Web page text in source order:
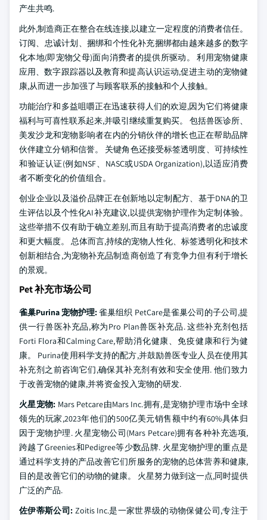
产生共鸣.
此外,制造商正在整合在线连接,以建立一定程度的消费者信任。
订阅、忠诚计划、捆绑和个性化补充捆绑都由越来越多的数字
化本地(即宠物父母)面向消费者的提供所驱动。 利用宠物健康
应用、数字跟踪器以及教育和提高认识运动,促进主动的宠物健
康,从而进一步加强了与顾客联系的接触和个人接触。
功能治疗和多益咀嚼正在迅速获得人们的欢迎,因为它们将健康
福利与可喜性联系起来,并吸引继续重复购买。 包括兽医诊所、
美发沙龙和宠物影响者在内的分销伙伴的增长也正在帮助品牌
伙伴建立分销和信誉。 关键角色还接受标签透明度、可持续性
和验证认证(例如NSF、NASC或USDA Organization),以适应消费
者不断变化的价值组合。
创业企业以及溢价品牌正在创新地以定制配方、基于DNA的卫
生评估以及个性化AI补充建议,以提供宠物护理作为定制体验。
这些举措不仅有助于确立差别,而且有助于提高消费者的忠诚度
和更大幅度。 总体而言,持续的宠物人性化、标签透明化和技术
创新相结合,为宠物补充品制造商创造了有竞争力但有利于增长
的景观。
Pet 补充市场公司
雀巢Purina 宠物护理:雀巢组织 PetCare是雀巢公司的子公司,提
供一行兽医补充品,称为Pro Plan兽医补充品. 这些补充剂包括
Forti Flora和Calming Care,帮助消化健康、免疫健康和行为健
康。 Purina使用科学支持的配方,并鼓励兽医专业人员在使用其
补充剂之前咨询它们,确保其补充剂有效和安全使用. 他们致力
于改善宠物的健康,并将资金投入宠物的研发.
火星宠物: Mars Petcare由Mars Inc.拥有,是宠物护理市场中全球
领先的玩家,2023年他们的500亿美元销售额中约有60%具体归
因于宠物护理. 火星宠物公司(Mars Petcare)拥有各种补充选项,
跨越了Greenies和Pedigree等少数品牌. 火星宠物护理的重点是
通过科学支持的产品改善它们所服务的宠物的总体营养和健康,
目的是改善它们的动物的健康。 火星努力做到这一点,同时提供
广泛的产品.
佐伊蒂斯公司: Zoitis Inc.是一家世界级的动物保健公司,专注于